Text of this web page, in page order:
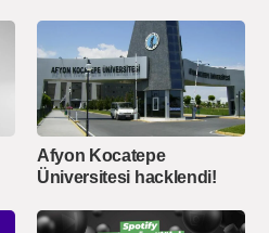
Afyon Kocatepe
Üniversitesi hacklendi!